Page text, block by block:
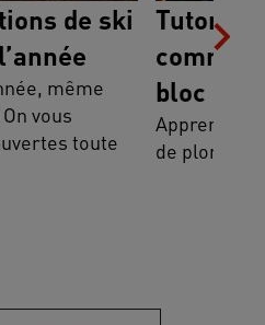
de ski
même
vous
toute
Tutoriel
bloc de
Apprenez à
de plongée.